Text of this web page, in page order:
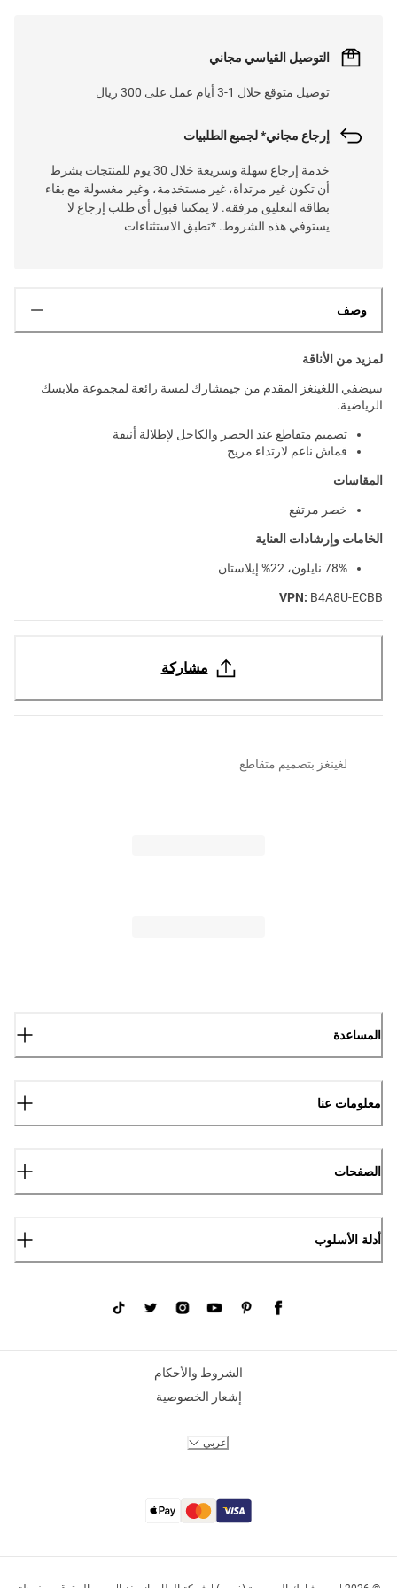
التوصيل القياسي مجاني
توصيل متوقع خلال 1-3 أيام عمل على 300 ريال
إرجاع مجاني* لجميع الطلبيات
خدمة إرجاع سهلة وسريعة خلال 30 يوم للمنتجات بشرط
أن تكون غير مرتداة، غير مستخدمة، وغير مغسولة مع بقاء
بطاقة التعليق مرفقة. لا يمكننا قبول أي طلب إرجاع لا
يستوفي هذه الشروط. *تطبق الاستثناءات
وصف
لمزيد من الأناقة
سيضفي اللغينغز المقدم من جيمشارك لمسة رائعة لمجموعة ملابسك
الرياضية.
تصميم متقاطع عند الخصر والكاحل لإطلالة أنيقة
قماش ناعم لارتداء مريح
المقاسات
خصر مرتفع
الخامات وإرشادات العناية
78% نايلون، 22% إيلاستان
VPN: B4A8U-ECBB
مشاركة
لغينغز بتصميم متقاطع
المساعدة
معلومات عنا
الصفحات
أدلة الأسلوب
الشروط والأحكام
إشعار الخصوصية
عربي